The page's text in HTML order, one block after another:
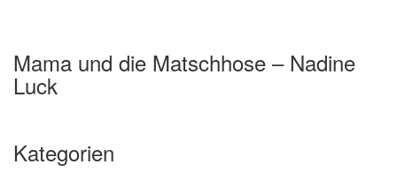
Mama und die Matschhose – Nadine
Luck
Kategorien